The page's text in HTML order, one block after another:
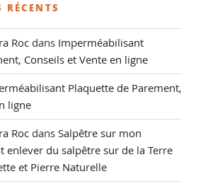
Roc dans Imperméabilisant
Conseils et Vente en ligne
Plaquette de Parement,
ligne
Roc dans Salpêtre sur mon
enlever du salpêtre sur de la Terre
et Pierre Naturelle